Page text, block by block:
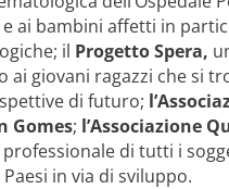
ai bambini affetti in
il Progetto Spera,
ai giovani ragazzi che si
di futuro;
Gomes; l’Associazione
di tutti i
in via di sviluppo.